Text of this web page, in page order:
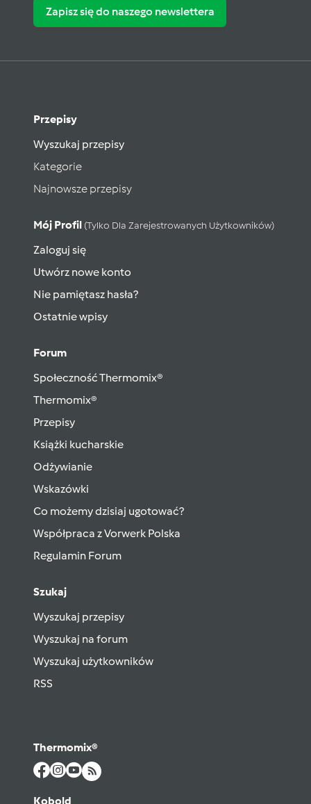
Zapisz się do naszego newslettera
Przepisy
Wyszukaj przepisy
Kategorie
Najnowsze przepisy
Mój Profil (tylko Dla Zarejestrowanych Użytkowników)
Zaloguj się
Utwórz nowe konto
Nie pamiętasz hasła?
Ostatnie wpisy
Forum
Społeczność Thermomix®
Thermomix®
Przepisy
Książki kucharskie
Odżywianie
Wskazówki
Co możemy dzisiaj ugotować?
Współpraca z Vorwerk Polska
Regulamin Forum
Szukaj
Wyszukaj przepisy
Wyszukaj na forum
Wyszukaj użytkowników
RSS
Thermomix®
Kobold